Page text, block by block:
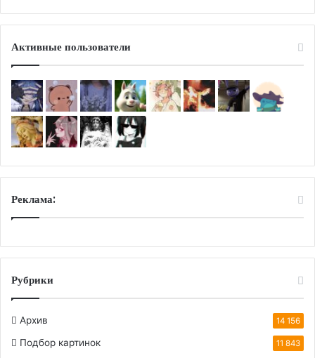
Активные пользователи
Реклама:
Рубрики
Архив 14 156
Подбор картинок 11 843